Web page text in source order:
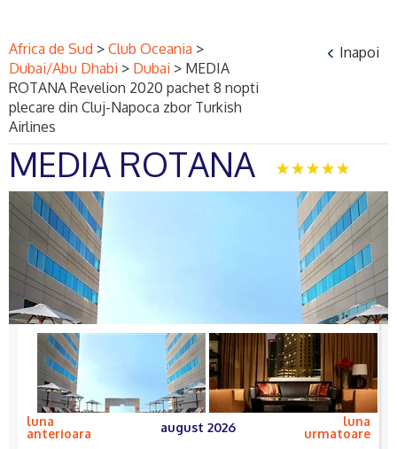
Africa de Sud > Club Oceania >
Dubai/Abu Dhabi > Dubai > MEDIA
ROTANA Revelion 2020 pachet 8 nopti
plecare din Cluj-Napoca zbor Turkish
Airlines
Inapoi
MEDIA ROTANA
luna
anterioara
august 2026
luna
urmatoare